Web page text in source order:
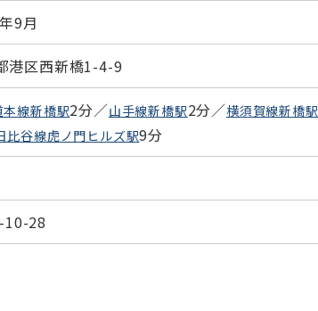
9月
港区西新橋1-4-9
線新橋駅2分／山手線新橋駅2分／横須賀線新橋駅
比谷線虎ノ門ヒルズ駅9分
10-28